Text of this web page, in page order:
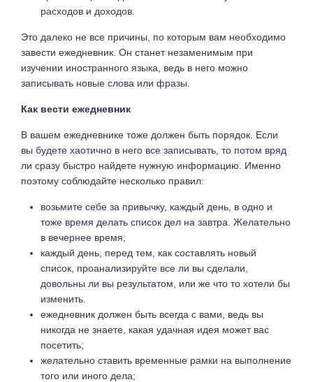
расходов и доходов.
Это далеко не все причины, по которым вам необходимо
завести ежедневник. Он станет незаменимым при
изучении иностранного языка, ведь в него можно
записывать новые слова или фразы.
Как вести ежедневник
В вашем ежедневнике тоже должен быть порядок. Если
вы будете хаотично в него все записывать, то потом вряд
ли сразу быстро найдете нужную информацию. Именно
поэтому соблюдайте несколько правил:
возьмите себе за привычку, каждый день, в одно и
тоже время делать список дел на завтра. Желательно
в вечернее время;
каждый день, перед тем, как составлять новый
список, проанализируйте все ли вы сделали,
довольны ли вы результатом, или же что то хотели бы
изменить.
ежедневник должен быть всегда с вами, ведь вы
никогда не знаете, какая удачная идея может вас
посетить;
желательно ставить временные рамки на выполнение
того или иного дела;